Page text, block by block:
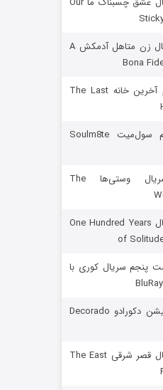
در نجات جهان
دانلود سریال زن متاهل آدمکش A
Bona
دانلود فیلم آخرین خانه The Last
دانلود فیلم سول‌میت Soulm8te
دانلود سریال وستی‌ها The
دانلود سریال One Hundred Years
of
پنجم سریال کوری با
دانلود انیمیشن دکورادو Decorado
دانلود سریال قصر شرقی The East